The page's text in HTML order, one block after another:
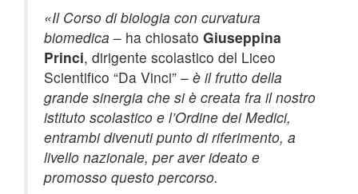
«Il Corso di biologia con curvatura
biomedica – ha chiosato Giuseppina
Princi, dirigente scolastico del Liceo
Scientifico “Da Vinci” – è il frutto della
grande sinergia che si è creata fra il nostro
istituto scolastico e l’Ordine dei Medici,
entrambi divenuti punto di riferimento, a
livello nazionale, per aver ideato e
promosso questo percorso.